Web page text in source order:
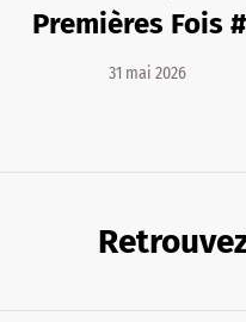
Premières Fois
31 mai 2026